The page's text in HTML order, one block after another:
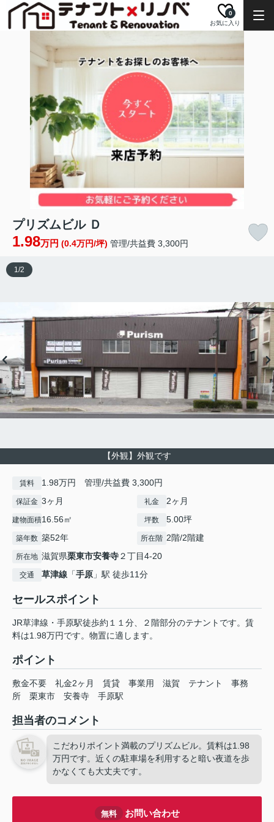
お気に入り
0
プリズムビル Ｄ
1.98万円 (0.4万円/坪) 管理/共益費 3,300円
【外観】外観です
1 /2
賃料 1.98万円 管理/共益費 3,300円
保証金 3ヶ月 礼金 2ヶ月
建物面積16.56㎡ 坪数 5.00坪
築年数 築52年 所在階 2階/2階建
所在地 滋賀県栗東市安養寺２丁目4-20
交通 草津線 「手原 」駅 徒歩11分
セールスポイント
JR草津線・手原駅徒歩約１１分、２階部分のテナントです。賃
料は1.98万円です。物置に適します。
ポイント
敷金不要 礼金2ヶ月 賃貸 事業用 滋賀 テナント
事務
所
栗東市 安養寺 手原駅
担当者のコメント
こだわりポイント満載のプリズムビル。賃料は1.98
万円です。近くの駐車場を利用すると暗い夜道を歩
かなくても大丈夫です。
無料 お問い合わせ